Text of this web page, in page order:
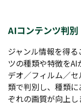
AIコンテンツ判別
ジャンル情報を得
ツの種類や特徴を
デオ／フィルム／
類で判別し、種類
ぞれの画質が向上し